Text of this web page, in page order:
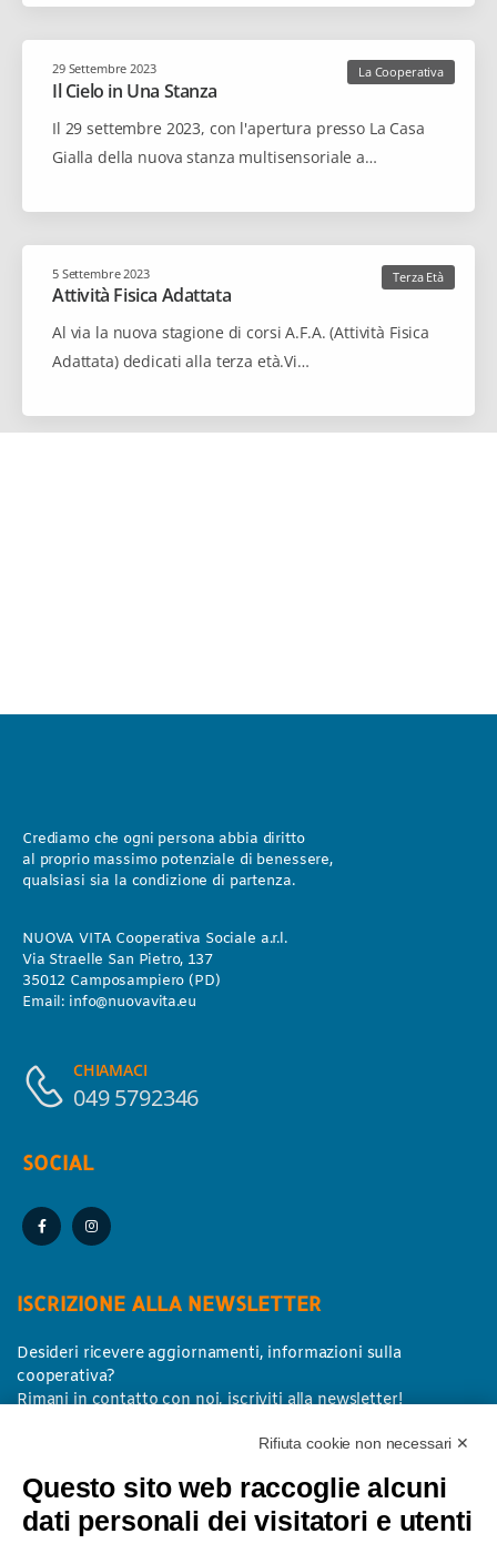
29 Settembre 2023 La Cooperativa
Il Cielo in Una Stanza
Il 29 settembre 2023, con l'apertura presso La Casa
Gialla della nuova stanza multisensoriale a…
5 Settembre 2023 Terza Età
Attività Fisica Adattata
Al via la nuova stagione di corsi A.F.A. (Attività Fisica
Adattata) dedicati alla terza età.Vi…
Crediamo che ogni persona abbia diritto
al proprio massimo potenziale di benessere,
qualsiasi sia la condizione di partenza.
NUOVA VITA Cooperativa Sociale a.r.l.
Via Straelle San Pietro, 137
35012 Camposampiero (PD)
Email: info@nuovavita.eu
CHIAMACI
049 5792346
SOCIAL
ISCRIZIONE ALLA NEWSLETTER
Desideri ricevere aggiornamenti, informazioni sulla
cooperativa?
Rimani in contatto con noi, iscriviti alla newsletter!
Rifiuta cookie non necessari ✕
Questo sito web raccoglie alcuni
dati personali dei visitatori e utenti